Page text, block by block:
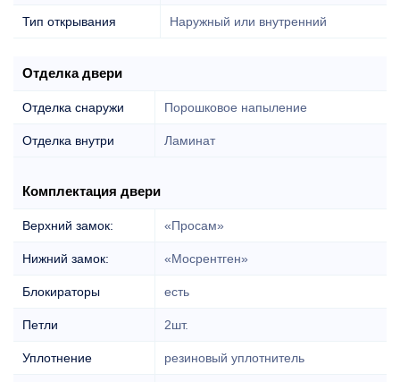
Тип открывания Наружный или внутренний
Отделка двери
Отделка снаружи Порошковое напыление
Отделка внутри Ламинат
Комплектация двери
Верхний замок: «Просам»
Нижний замок: «Мосрентген»
Блокираторы есть
Петли 2шт.
Уплотнение резиновый уплотнитель